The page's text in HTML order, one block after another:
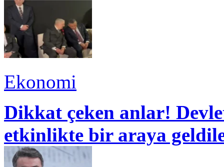
Ekonomi
Dikkat çeken anlar!
etkinlikte bir araya